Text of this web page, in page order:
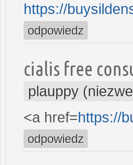
https://
odpowiedz
cialis free
plauppy
<a href=https://
odpowiedz